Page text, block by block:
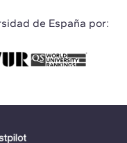
de España por: